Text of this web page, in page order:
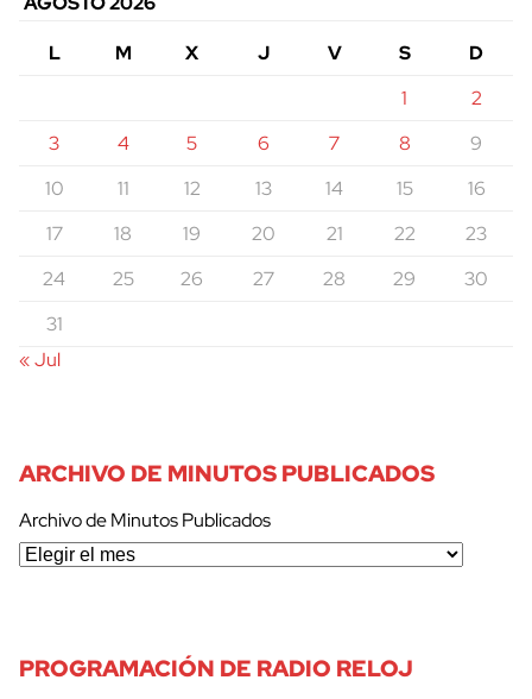
L
M X J V S
D
1
2
3
4 5 6 7 8
9
10
11 12 13 14 15
16
17
18 19 20 21 22
23
24
25 26 27 28 29
30
31
« Jul
ARCHIVO DE MINUTOS PUBLICADOS
Archivo de Minutos Publicados
PROGRAMACIÓN DE RADIO RELOJ